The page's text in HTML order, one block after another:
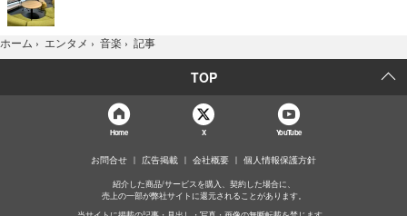
ホーム › エンタメ › 音楽 › 記事
TOP
Home X YouTube
お問合せ 広告掲載 会社概要 個人情報保護方針
紹介した商品/サービスを購入、契約した場合に、
売上の一部が弊社サイトに還元されることがあります。